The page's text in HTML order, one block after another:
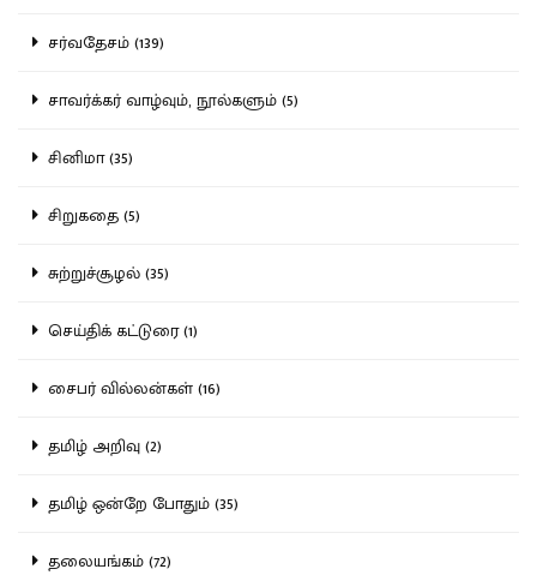
சர்வதேசம் (139)
சாவர்க்கர் வாழ்வும், நூல்களும் (5)
சினிமா (35)
சிறுகதை (5)
சுற்றுச்சூழல் (35)
செய்திக் கட்டுரை (1)
சைபர் வில்லன்கள் (16)
தமிழ் அறிவு (2)
தமிழ் ஒன்றே போதும் (35)
தலையங்கம் (72)